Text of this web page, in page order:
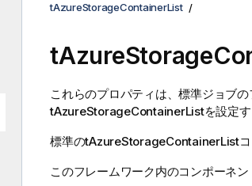
tAzureStorageContainerList
これらのプロパティは、標準ジョブの
tAzureStorageContainerListを設定す
標準のtAzureStorageContainerList
このフレームワーク内のコンポーネ